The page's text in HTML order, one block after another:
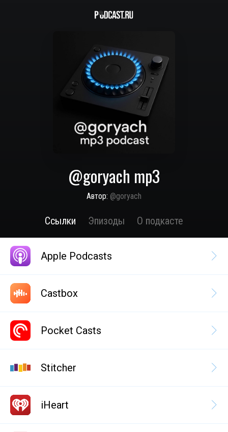
@goryach mp3
Автор: @goryach
Ссылки Эпизоды О подкасте
Apple Podcasts
Castbox
Pocket Casts
Stitcher
iHeart